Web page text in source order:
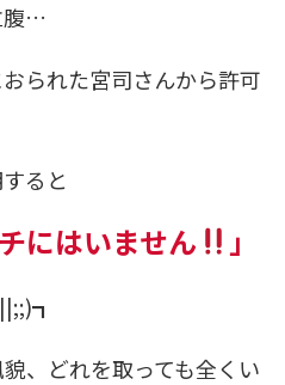
腹…
られた宮司さんから許可
ると
にはいません 」
、どれを取っても全くい